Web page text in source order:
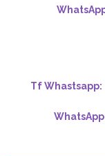
Telf.
Telf.
Tf Whastsapp:
WhatsApp